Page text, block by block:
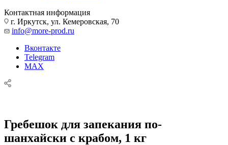
Контактная информация
г. Иркутск, ул. Кемеровская, 70
info@more-prod.ru
Вконтакте
Telegram
MAX
Гребешок для запекания по-
шанхайски с крабом, 1 кг